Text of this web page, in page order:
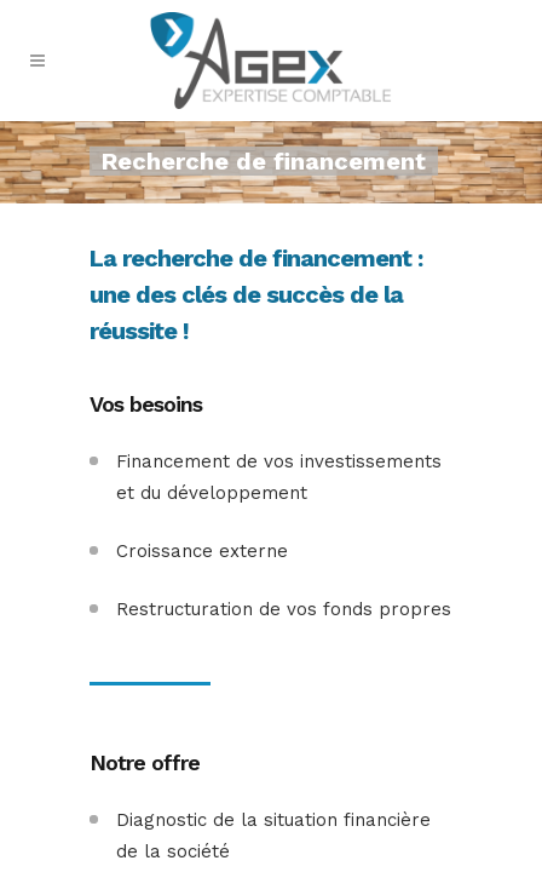
Recherche de financement
La recherche de financement :
une des clés de succès de la
réussite !
Vos besoins
Financement de vos investissements
et du développement
Croissance externe
Restructuration de vos fonds propres
Notre offre
Diagnostic de la situation financière
de la société